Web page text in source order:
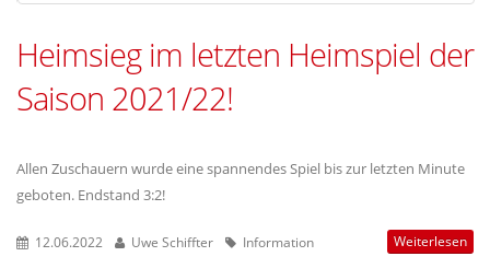
Heimsieg im letzten Heimspiel der
Saison 2021/22!
Allen Zuschauern wurde eine spannendes Spiel bis zur letzten Minute
geboten. Endstand 3:2!
12.06.2022 Uwe Schiffter Information Weiterlesen